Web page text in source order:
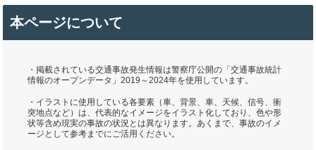
本ページについて
・掲載されている交通事故発生情報は警察庁公開の「交通事故統計
情報のオープンデータ」2019～2024年を使用しています。
・イラストに使用している各要素（車、背景、車、天候、信号、衝
突地点など）は、代表的なイメージをイラスト化しており、色や形
状等含め現実の事故の状況とは異なります。あくまで、事故のイメ
ージとして参考までにご活用ください。